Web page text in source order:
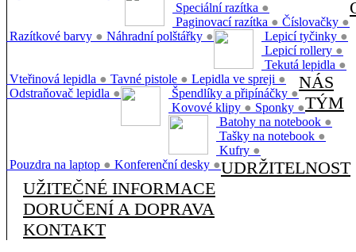
Speciální razítka ●
Paginovací razítka ● Číslovačky ●
Razítkové barvy ● Náhradní polštářky ● Lepicí tyčinky ●
Lepicí rollery ●
Tekutá lepidla ●
Vteřinová lepidla ● Tavné pistole ● Lepidla ve spreji ●
Odstraňovač lepidla ● Špendlíky a připínáčky ●
Kovové klipy ● Sponky ●
Batohy na notebook ●
Tašky na notebook ●
Kufry ●
Pouzdra na laptop ● Konferenční desky ●
NÁS
TÝM
UDRŽITELNOST
UŽITEČNÉ INFORMACE
DORUČENÍ A DOPRAVA
KONTAKT